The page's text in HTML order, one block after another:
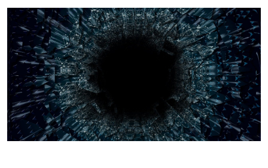
Ouvrages scientifiques
Ouvrages grand public